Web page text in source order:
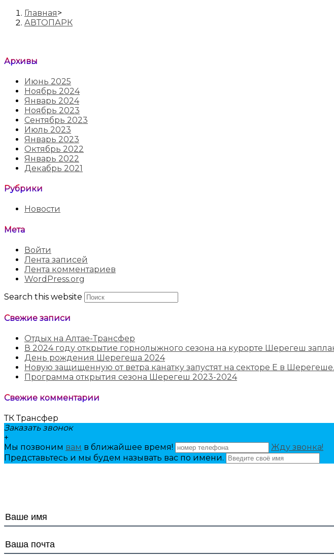
Главная>
АВТОПАРК
Архивы
Июнь 2025
Ноябрь 2024
Январь 2024
Ноябрь 2023
Сентябрь 2023
Июль 2023
Январь 2023
Октябрь 2022
Январь 2022
Декабрь 2021
Рубрики
Новости
Мета
Войти
Лента записей
Лента комментариев
WordPress.org
Search this website
Свежие записи
Отдых на Алтае-Трансфер
В 2024 году открытие горнолыжного сезона на курорте Шерегеш
День рождения Шерегеша 2024
Новую защищенную от ветра канатку запустят на секторе Е в
Программа открытия сезона Шерегеш 2023-2024
Свежие комментарии
ТК Трансфер
Заказать звонок
+
Мы позвоним вам в ближайшее время!
Жду звонка!
Представьтесь и мы будем называть вас по имени.